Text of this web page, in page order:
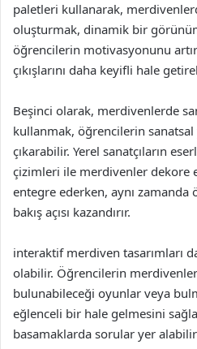
paletleri kullanarak,
oluşturmak, dinamik bir
öğrencilerin motivasyonunu
çıkışlarını daha keyifli hale
Beşinci olarak, merdivenlerde
kullanmak, öğrencilerin
çıkarabilir. Yerel sanatçıların
çizimleri ile merdivenler dekore
entegre ederken, aynı zamanda
bakış açısı kazandırır.
interaktif merdiven tasarımları
olabilir. Öğrencilerin
bulunabileceği oyunlar veya
eğlenceli bir hale gelmesini
basamaklarda sorular yer